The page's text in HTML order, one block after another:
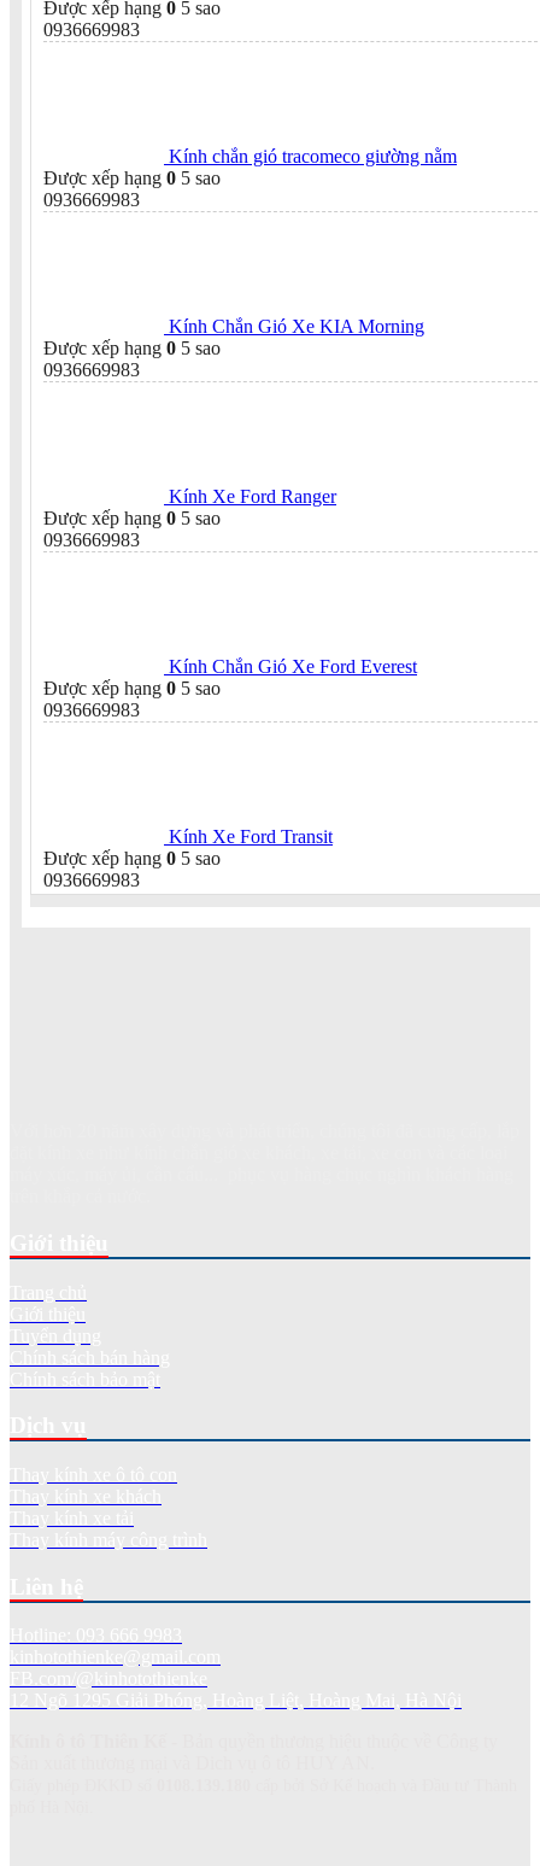
Được xếp hạng 0 5 sao
0936669983
Kính chắn gió tracomeco giường nằm
Được xếp hạng 0 5 sao
0936669983
Kính Chắn Gió Xe KIA Morning
Được xếp hạng 0 5 sao
0936669983
Kính Xe Ford Ranger
Được xếp hạng 0 5 sao
0936669983
Kính Chắn Gió Xe Ford Everest
Được xếp hạng 0 5 sao
0936669983
Kính Xe Ford Transit
Được xếp hạng 0 5 sao
0936669983